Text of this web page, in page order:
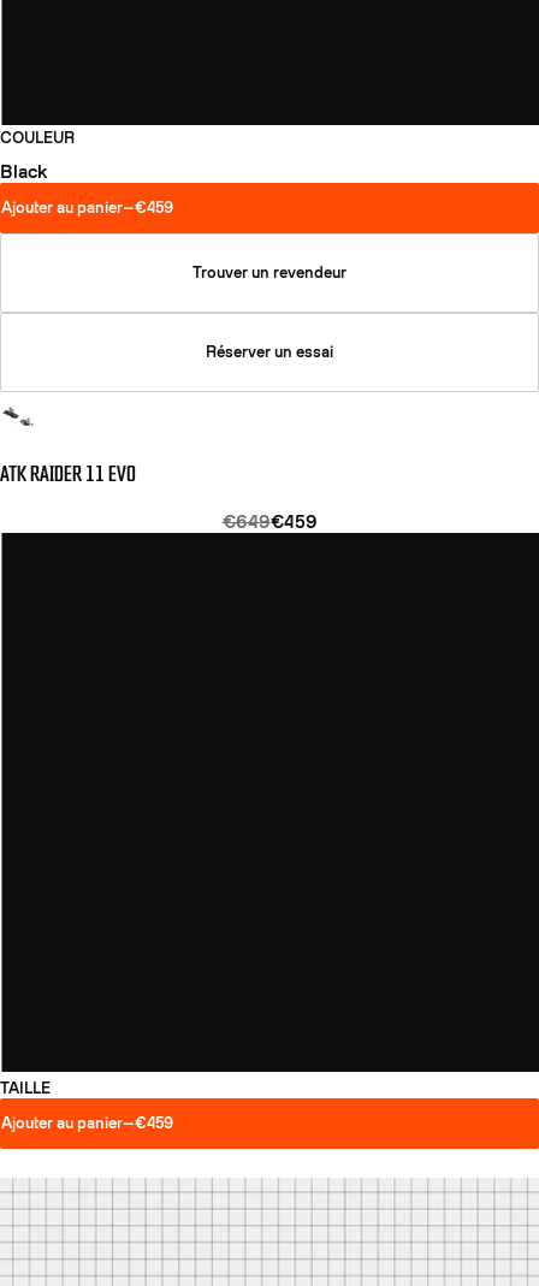
COULEUR
Black
Ajouter au panier—€459
Trouver un revendeur
Réserver un essai
ATK RAIDER 11 EVO
€649€459
TAILLE
Ajouter au panier—€459